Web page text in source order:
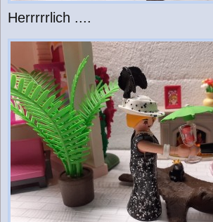
Herrrrrlich ....